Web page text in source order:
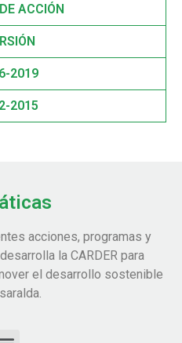
ACCIÓN
2019
2015
acciones, programas y
la CARDER para
el desarrollo sostenible